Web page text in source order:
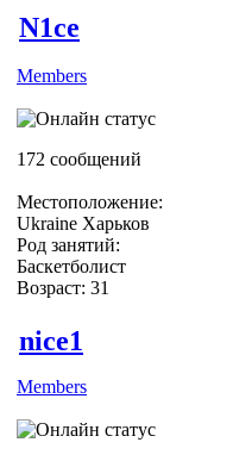
N1ce
Members
172 сообщений
Местоположение:
Ukraine Харьков
Род занятий:
Баскетболист
Возраст: 31
nice1
Members